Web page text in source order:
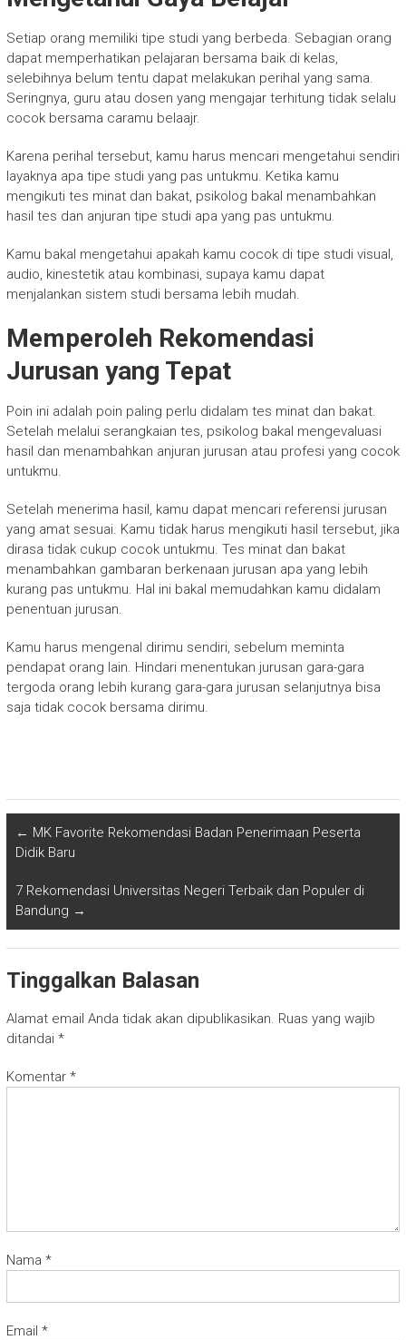
Setiap orang memiliki tipe studi yang berbeda. Sebagian orang
dapat memperhatikan pelajaran bersama baik di kelas,
selebihnya belum tentu dapat melakukan perihal yang sama.
Seringnya, guru atau dosen yang mengajar terhitung tidak selalu
cocok bersama caramu belaajr.
Karena perihal tersebut, kamu harus mencari mengetahui sendiri
layaknya apa tipe studi yang pas untukmu. Ketika kamu
mengikuti tes minat dan bakat, psikolog bakal menambahkan
hasil tes dan anjuran tipe studi apa yang pas untukmu.
Kamu bakal mengetahui apakah kamu cocok di tipe studi visual,
audio, kinestetik atau kombinasi, supaya kamu dapat
menjalankan sistem studi bersama lebih mudah.
Memperoleh Rekomendasi
Jurusan yang Tepat
Poin ini adalah poin paling perlu didalam tes minat dan bakat.
Setelah melalui serangkaian tes, psikolog bakal mengevaluasi
hasil dan menambahkan anjuran jurusan atau profesi yang cocok
untukmu.
Setelah menerima hasil, kamu dapat mencari referensi jurusan
yang amat sesuai. Kamu tidak harus mengikuti hasil tersebut, jika
dirasa tidak cukup cocok untukmu. Tes minat dan bakat
menambahkan gambaran berkenaan jurusan apa yang lebih
kurang pas untukmu. Hal ini bakal memudahkan kamu didalam
penentuan jurusan.
Kamu harus mengenal dirimu sendiri, sebelum meminta
pendapat orang lain. Hindari menentukan jurusan gara-gara
tergoda orang lebih kurang gara-gara jurusan selanjutnya bisa
saja tidak cocok bersama dirimu.
← MK Favorite Rekomendasi Badan Penerimaan Peserta
Didik Baru
7 Rekomendasi Universitas Negeri Terbaik dan Populer di
Bandung →
Tinggalkan Balasan
Alamat email Anda tidak akan dipublikasikan. Ruas yang wajib
ditandai *
Komentar *
Nama *
Email *